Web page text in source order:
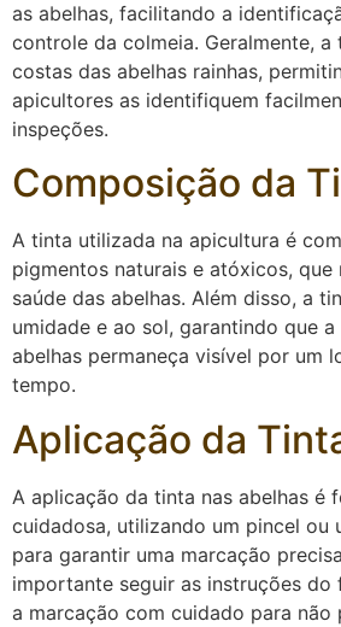
as abelhas, facilitando a
controle da colmeia. Geralmente, a
costas das abelhas rainhas,
apicultores as identifiquem
inspeções.
Composição da
A tinta utilizada na apicultura é
pigmentos naturais e atóxicos, que
saúde das abelhas. Além disso, a
umidade e ao sol, garantindo que
abelhas permaneça visível por um
tempo.
Aplicação da
A aplicação da tinta nas abelhas é
cuidadosa, utilizando um pincel ou
para garantir uma marcação
importante seguir as instruções do
a marcação com cuidado para não